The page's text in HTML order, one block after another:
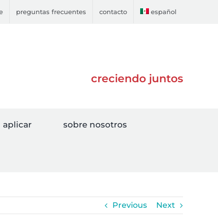
preguntas frecuentes contacto español
creciendo juntos
aplicar sobre nosotros
Previous Next